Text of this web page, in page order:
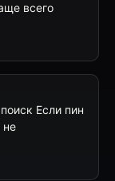
всего
Если пин
не